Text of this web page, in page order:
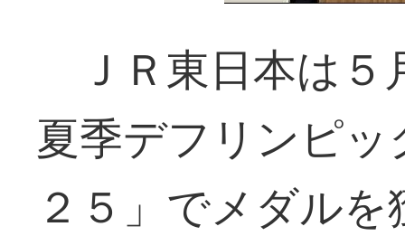
ＪＲ東日本は５
夏季デフリンピ
２５」でメダル